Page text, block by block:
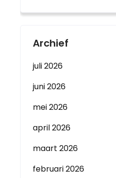
Archief
juli 2026
juni 2026
mei 2026
april 2026
maart 2026
februari 2026